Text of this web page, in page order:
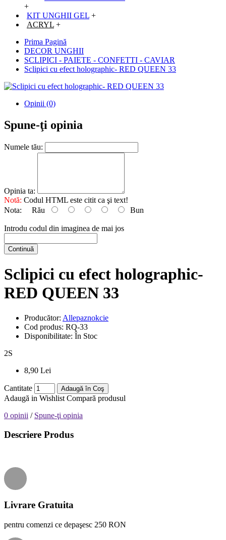
+
KIT UNGHII GEL +
ACRYL +
Prima Pagină
DECOR UNGHII
SCLIPICI - PAIETE - CONFETTI - CAVIAR
Sclipici cu efect holographic- RED QUEEN 33
Opinii (0)
Spune-ţi opinia
Numele tău:
Opinia ta:
Notă: Codul HTML este citit ca şi text!
Nota: Rău Bun
Introdu codul din imaginea de mai jos
Continuă
Sclipici cu efect holographic-
RED QUEEN 33
Producător: Allepaznokcie
Cod produs: RQ-33
Disponibilitate: În Stoc
2S
8,90 Lei
Cantitate Adaugă în Coş
Adaugă in Wishlist Compară produsul
0 opinii / Spune-ţi opinia
Descriere Produs
Livrare Gratuita
pentru comenzi ce depaşesc 250 RON